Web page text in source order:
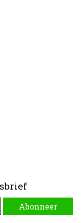
Abonneer